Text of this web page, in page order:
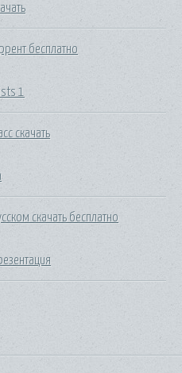
бесплатно
1
скачать
скачать бесплатно